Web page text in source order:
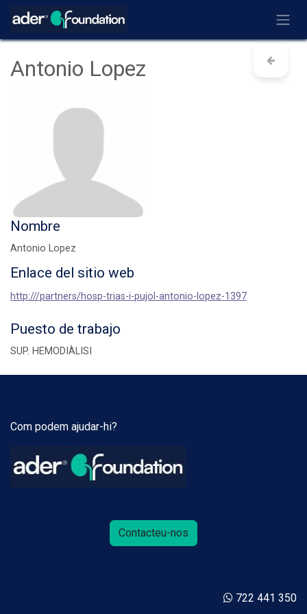
Ir al contenido
Antonio Lopez
Nombre
Antonio Lopez
Enlace del sitio web
http:///partners/hosp-trias-i-pujol-antonio-lopez-1397
Puesto de trabajo
SUP. HEMODIÀLISI
Com podem ajudar-hi?
Contacteu-nos
722 441 350